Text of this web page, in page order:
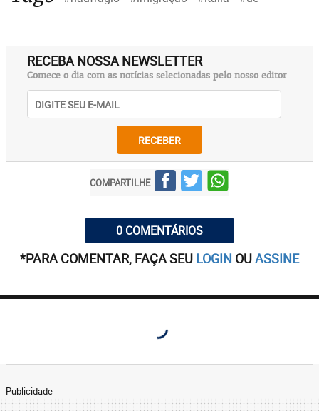
RECEBA NOSSA NEWSLETTER
Comece o dia com as notícias selecionadas pelo nosso editor
RECEBER
COMPARTILHE
0 COMENTÁRIOS
*PARA COMENTAR, FAÇA SEU LOGIN OUASSINE
Publicidade